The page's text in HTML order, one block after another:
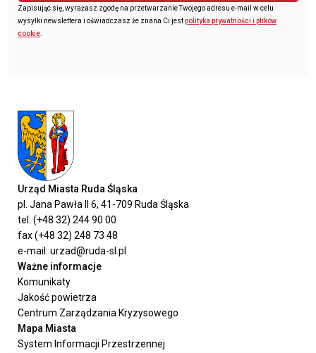
Zapisując się, wyrażasz zgodę na przetwarzanie Twojego adresu e-mail w celu
wysyłki newslettera i oświadczasz że znana Ci jestpolityka prywatności i plików
cookie.
Urząd Miasta Ruda Śląska
pl. Jana Pawła II 6, 41-709 Ruda Śląska
tel. (+48 32) 244 90 00
fax (+48 32) 248 73 48
e-mail: urzad@ruda-sl.pl
Ważne informacje
Komunikaty
Jakość powietrza
Centrum Zarządzania Kryzysowego
Mapa Miasta
System Informacji Przestrzennej